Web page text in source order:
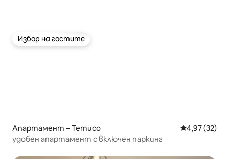
Избор на гостите
Избор на гостите
Апартамент – Temuco Средна
4,97 (32)
удобен апартамент с включен паркинг